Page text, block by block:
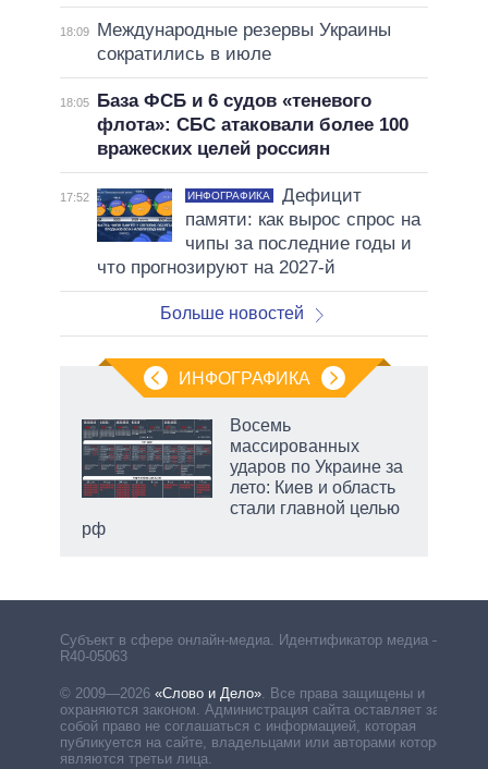
18:09
Международные резервы Украины
сократились в июле
18:05
База ФСБ и 6 судов «теневого
флота»: СБС атаковали более 100
вражеских целей россиян
17:52 ИНФОГРАФИКА
Дефицит
памяти: как вырос спрос на
чипы за последние годы и
что прогнозируют на 2027-й
Больше новостей
ИНФОГРАФИКА
Восемь
массированных
ударов по Украине за
лето: Киев и область
стали главной целью
рф
Субъект в сфере онлайн-медиа. Идентификатор медиа –
R40-05063
© 2009—2026 «Слово и Дело». Все права защищены и
охраняются законом. Администрация сайта оставляет за
собой право не соглашаться с информацией, которая
публикуется на сайте, владельцами или авторами которой
являются третьи лица.